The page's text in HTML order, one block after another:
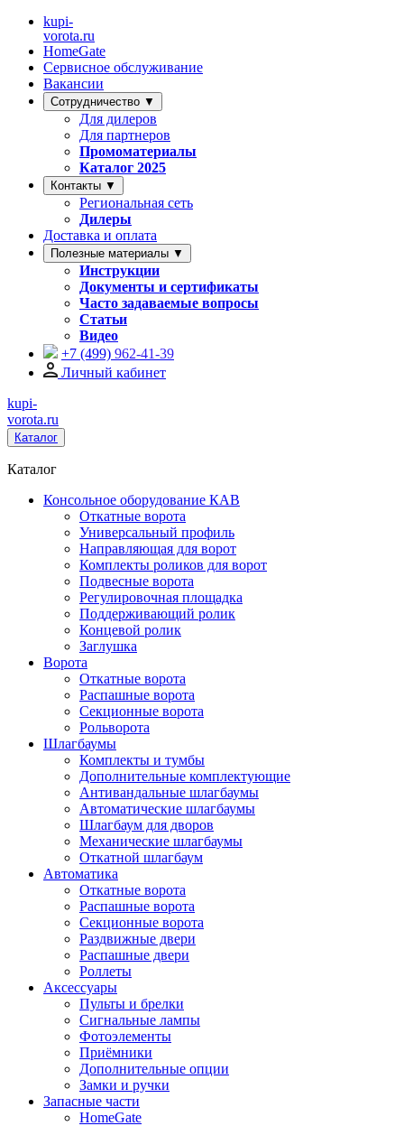
kupi-
vorota.ru
HomeGate
Сервисное обслуживание
Вакансии
Сотрудничество ▼
Для дилеров
Для партнеров
Промоматериалы
Каталог 2025
Контакты ▼
Региональная сеть
Дилеры
Доставка и оплата
Полезные материалы ▼
Инструкции
Документы и сертификаты
Часто задаваемые вопросы
Статьи
Видео
+7 (499) 962-41-39
Личный кабинет
kupi-
vorota.ru
Каталог
Каталог
Консольное оборудование КАВ
Откатные ворота
Универсальный профиль
Направляющая для ворот
Комплекты роликов для ворот
Подвесные ворота
Регулировочная площадка
Поддерживающий ролик
Концевой ролик
Заглушка
Ворота
Откатные ворота
Распашные ворота
Секционные ворота
Рольворота
Шлагбаумы
Комплекты и тумбы
Дополнительные комплектующие
Антивандальные шлагбаумы
Автоматические шлагбаумы
Шлагбаум для дворов
Механические шлагбаумы
Откатной шлагбаум
Автоматика
Откатные ворота
Распашные ворота
Секционные ворота
Раздвижные двери
Распашные двери
Роллеты
Аксессуары
Пульты и брелки
Сигнальные лампы
Фотоэлементы
Приёмники
Дополнительные опции
Замки и ручки
Запасные части
HomeGate